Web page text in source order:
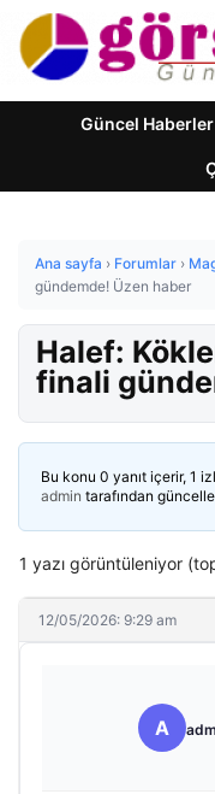
Güncel Haberler
Ana sayfa › Forumlar ›
gündemde! Üzen haber
Halef:
finali
Bu konu 0 yanıt içerir, 1
admin tarafından
1 yazı görüntüleniyor
12/05/2026: 9:29 am
A